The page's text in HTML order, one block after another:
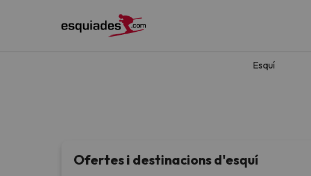
Esquí
Ofertes i destinacions d'esquí